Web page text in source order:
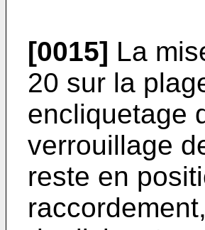
[0015] La
20 sur la
encliquetage
verrouillage
reste en